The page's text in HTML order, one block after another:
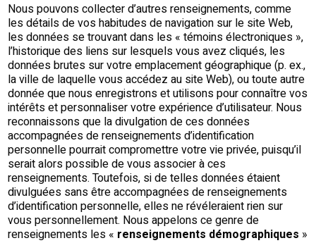
Nous pouvons collecter d’autres renseignements, comme
les détails de vos habitudes de navigation sur le site Web,
les données se trouvant dans les « témoins électroniques »,
l’historique des liens sur lesquels vous avez cliqués, les
données brutes sur votre emplacement géographique (p. ex.,
la ville de laquelle vous accédez au site Web), ou toute autre
donnée que nous enregistrons et utilisons pour connaître vos
intérêts et personnaliser votre expérience d’utilisateur. Nous
reconnaissons que la divulgation de ces données
accompagnées de renseignements d’identification
personnelle pourrait compromettre votre vie privée, puisqu’il
serait alors possible de vous associer à ces
renseignements. Toutefois, si de telles données étaient
divulguées sans être accompagnées de renseignements
d’identification personnelle, elles ne révéleraient rien sur
vous personnellement. Nous appelons ce genre de
renseignements les « renseignements démographiques »